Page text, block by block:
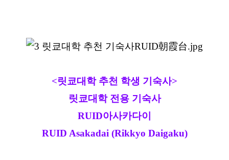
<릿쿄대학 추천 학생 기숙사>
릿쿄대학 전용 기숙사
RUID아사카다이
RUID Asakadai (Rikkyo Daigaku)